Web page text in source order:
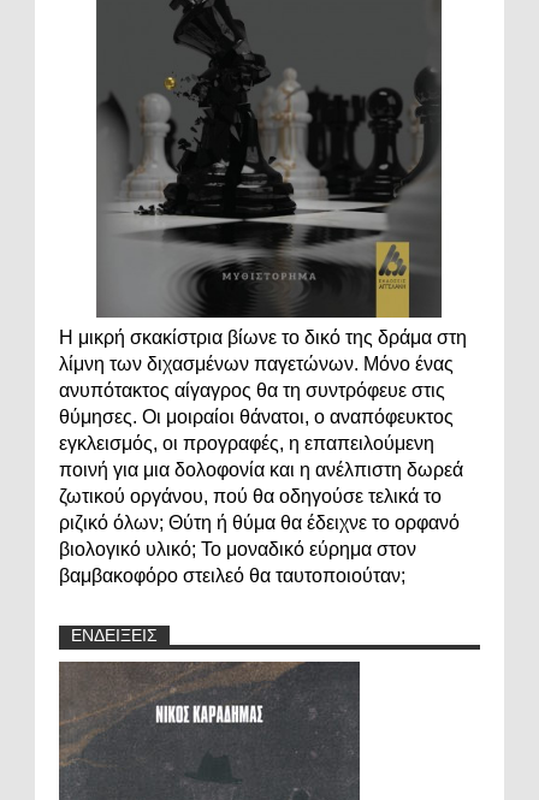
Η μικρή σκακίστρια βίωνε το δικό της δράμα στη
λίμνη των διχασμένων παγετώνων. Μόνο ένας
ανυπότακτος αίγαγρος θα τη συντρόφευε στις
θύμησες. Οι μοιραίοι θάνατοι, ο αναπόφευκτος
εγκλεισμός, οι προγραφές, η επαπειλούμενη
ποινή για μια δολοφονία και η ανέλπιστη δωρεά
ζωτικού οργάνου, πού θα οδηγούσε τελικά το
ριζικό όλων; Θύτη ή θύμα θα έδειχνε το ορφανό
βιολογικό υλικό; Το μοναδικό εύρημα στον
βαμβακοφόρο στειλεό θα ταυτοποιούταν;
ΕΝΔΕΙΞΕΙΣ